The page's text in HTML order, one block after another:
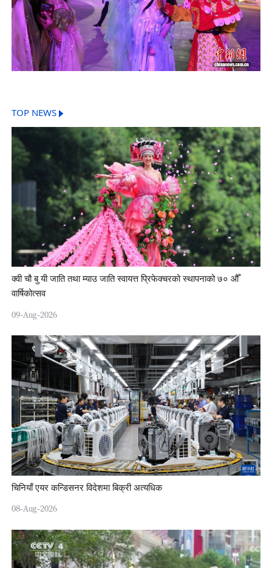
TOP NEWS
क्वी चौ बु यी जाति तथा म्याउ जाति स्वायत्त प्रिफेक्चरको स्थापनाको ७० औँ
वार्षिकोत्सव
09-Aug-2026
चिनियाँ एयर कन्डिसनर विदेशमा बिक्री अत्यधिक
08-Aug-2026